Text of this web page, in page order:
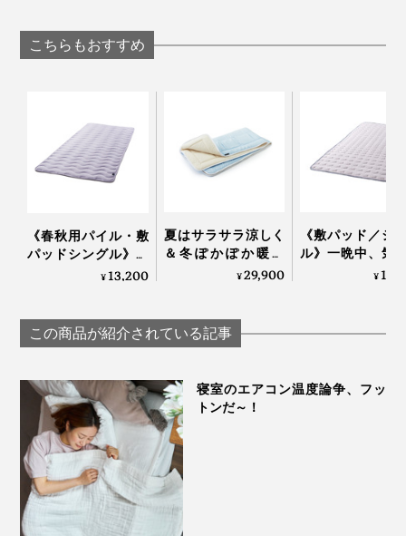
『The ICE 27』の掛布団
といっしょに使うと、全身がヒ
暑がりの家族に、体温調節が苦手な高齢のご両親に、結
「リカバリーウエ
ア」｜VENEX
こちらもおすすめ
《春秋用パイル・敷
パッドシングル》お
だやかな春の暖かさ…
ーパイルケット」｜
ZEPPINパイル
¥13,200
夏はサラサラ涼しく
＆冬ぽかぽか暖か
い、敷くだけ「体圧
らしきしんぐ™
¥29,900
《敷パッド／シ
ル》一晩中、気
いいヒンヤリ感
¥
この商品が紹介されている記事
寝室のエアコン温度論争、フッ
トンだ～！